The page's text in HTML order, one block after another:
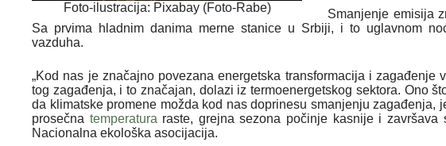
Foto-ilustracija: Pixabay (Foto-Rabe) Smanjenje emisija
Sa prvima hladnim danima merne stanice u Srbiji, i to uglavnom
vazduha.
„Kod nas je značajno povezana energetska transformacija i zagađenje
tog zagađenja, i to značajan, dolazi iz termoenergetskog sektora. Ono
da klimatske promene možda kod nas doprinesu smanjenju zagađenja,
prosečna temperatura raste, grejna sezona počinje kasnije i završava
Nacionalna ekološka asocijacija.